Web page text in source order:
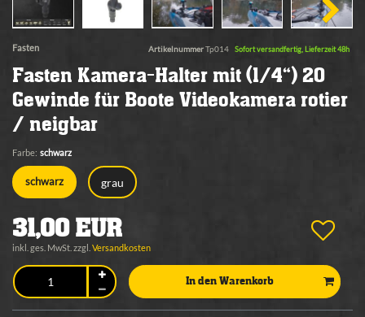
Fasten ArtikelnummerTp014 Sofort versandfertig, Lieferzeit 48h
Fasten Kamera-Halter mit (1/4“) 20
Gewinde für Boote Videokamera rotier
/ neigbar
Farbe: schwarz
schwarz grau
31,00 EUR
inkl. ges. MwSt. zzgl. Versandkosten
In den Warenkorb